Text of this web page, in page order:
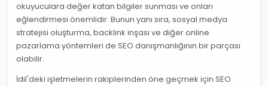
okuyuculara değer katan bilgiler sunması ve onları
eğlendirmesi önemlidir. Bunun yanı sıra, sosyal medya
stratejisi oluşturma, backlink inşası ve diğer online
pazarlama yöntemleri de SEO danışmanlığının bir parçası
olabilir.
İdil'deki işletmelerin rakiplerinden öne geçmek için SEO